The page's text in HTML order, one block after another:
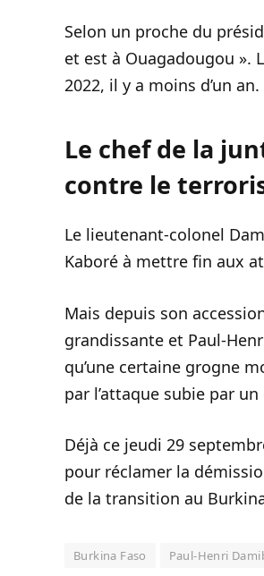
Selon un proche du
et est à Ouagadougou ».
2022, il y a moins d’un
Le chef de la
contre le
Le lieutenant-colonel
Kaboré à mettre fin aux
Mais depuis son
grandissante et Paul-
qu’une certaine grogne
par l’attaque subie par
Déjà ce jeudi 29
pour réclamer la
de la transition au
Burkina Faso Paul-Henri